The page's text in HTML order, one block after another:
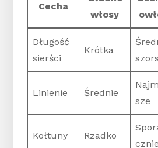
Cecha
włosy
Długość
sierści
Krótka
Linienie Średnie
sze
Kołtuny Rzadko
cznie